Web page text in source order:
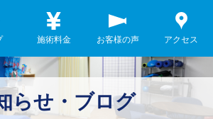
施術料金 お客様の声 アクセス
らせ・ブログ